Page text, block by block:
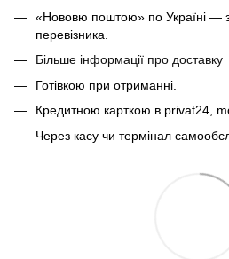
«Нововю поштою» по Україні —
перевізника.
Більше інформації про доставку
Готівкою при отриманні.
Кредитною карткою в privat24,
Через касу чи термінал